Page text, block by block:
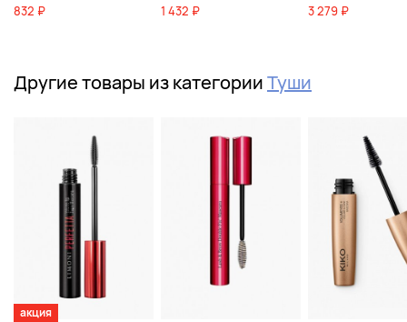
832 ₽ 1 432 ₽ 3 279 ₽
Другие товары из категорииТуши
акция